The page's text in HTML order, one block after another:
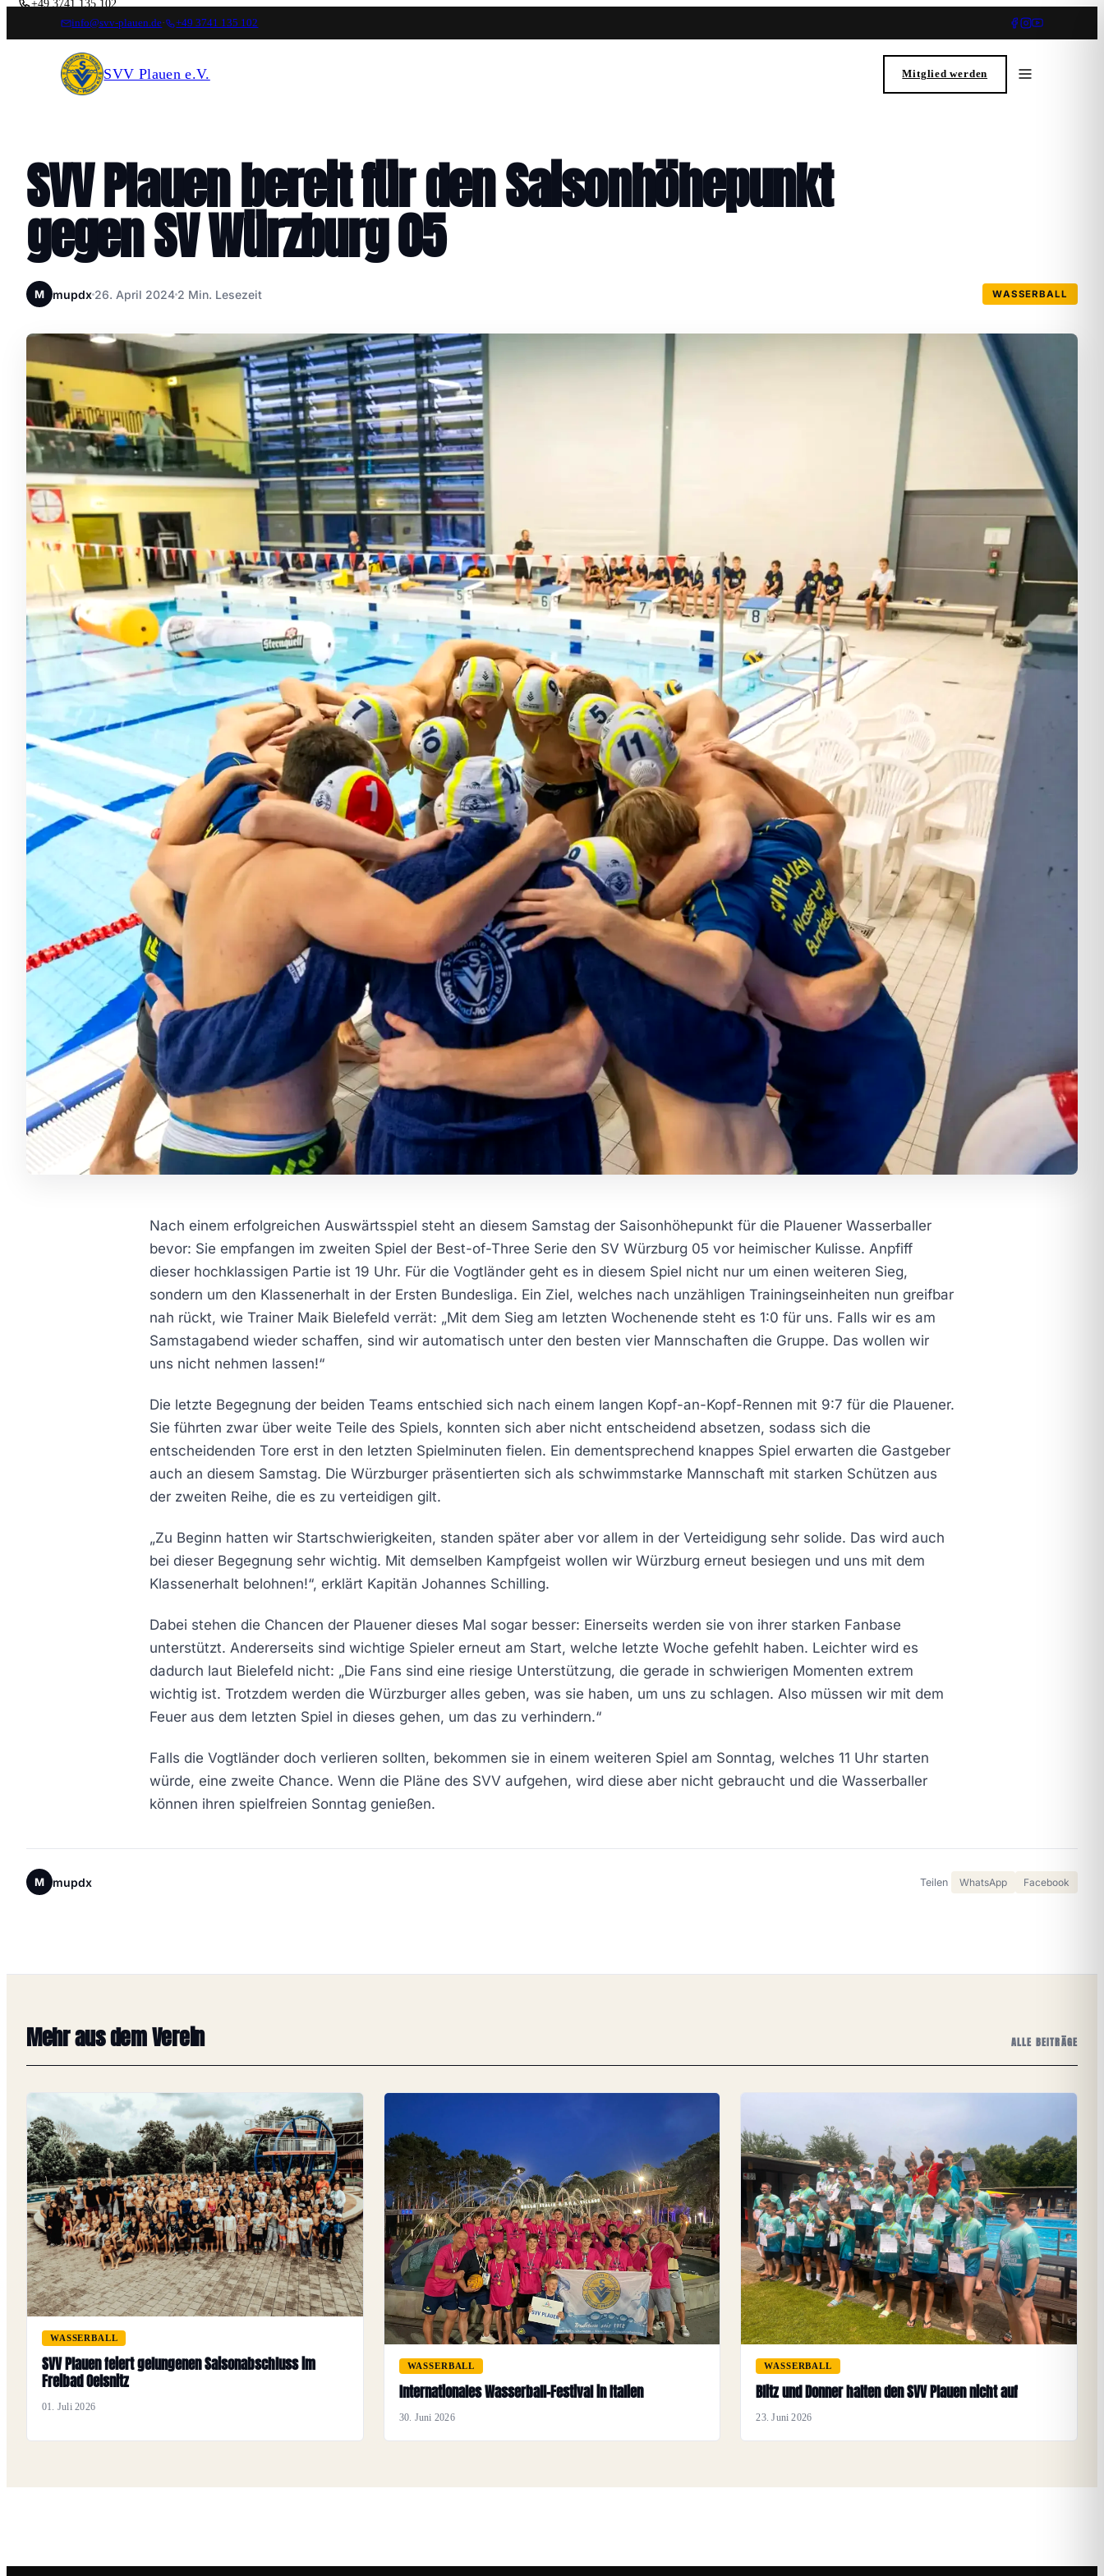
info@svv-plauen.de· +49 3741 135 102
SVV Plauen e.V. Mitglied werden
+49 3741 135 102
SVV Plauen bereit für den Saisonhöhepunkt
gegen SV Würzburg 05
M mupdx 26. April 2024 2 Min. Lesezeit WASSERBALL
Nach einem erfolgreichen Auswärtsspiel steht an diesem Samstag der Saisonhöhepunkt für die Plauener Wasserballer
bevor: Sie empfangen im zweiten Spiel der Best-of-Three Serie den SV Würzburg 05 vor heimischer Kulisse. Anpfiff
dieser hochklassigen Partie ist 19 Uhr. Für die Vogtländer geht es in diesem Spiel nicht nur um einen weiteren Sieg,
sondern um den Klassenerhalt in der Ersten Bundesliga. Ein Ziel, welches nach unzähligen Trainingseinheiten nun greifbar
nah rückt, wie Trainer Maik Bielefeld verrät: „Mit dem Sieg am letzten Wochenende steht es 1:0 für uns. Falls wir es am
Samstagabend wieder schaffen, sind wir automatisch unter den besten vier Mannschaften die Gruppe. Das wollen wir
uns nicht nehmen lassen!“
Die letzte Begegnung der beiden Teams entschied sich nach einem langen Kopf-an-Kopf-Rennen mit 9:7 für die Plauener.
Sie führten zwar über weite Teile des Spiels, konnten sich aber nicht entscheidend absetzen, sodass sich die
entscheidenden Tore erst in den letzten Spielminuten fielen. Ein dementsprechend knappes Spiel erwarten die Gastgeber
auch an diesem Samstag. Die Würzburger präsentierten sich als schwimmstarke Mannschaft mit starken Schützen aus
der zweiten Reihe, die es zu verteidigen gilt.
„Zu Beginn hatten wir Startschwierigkeiten, standen später aber vor allem in der Verteidigung sehr solide. Das wird auch
bei dieser Begegnung sehr wichtig. Mit demselben Kampfgeist wollen wir Würzburg erneut besiegen und uns mit dem
Klassenerhalt belohnen!“, erklärt Kapitän Johannes Schilling.
Dabei stehen die Chancen der Plauener dieses Mal sogar besser: Einerseits werden sie von ihrer starken Fanbase
unterstützt. Andererseits sind wichtige Spieler erneut am Start, welche letzte Woche gefehlt haben. Leichter wird es
dadurch laut Bielefeld nicht: „Die Fans sind eine riesige Unterstützung, die gerade in schwierigen Momenten extrem
wichtig ist. Trotzdem werden die Würzburger alles geben, was sie haben, um uns zu schlagen. Also müssen wir mit dem
Feuer aus dem letzten Spiel in dieses gehen, um das zu verhindern.“
Falls die Vogtländer doch verlieren sollten, bekommen sie in einem weiteren Spiel am Sonntag, welches 11 Uhr starten
würde, eine zweite Chance. Wenn die Pläne des SVV aufgehen, wird diese aber nicht gebraucht und die Wasserballer
können ihren spielfreien Sonntag genießen.
M mupdx Teilen WhatsApp Facebook
Mehr aus dem Verein ALLE BEITRÄGE
WASSERBALL
SVV Plauen feiert gelungenen Saisonabschluss im
Freibad Oelsnitz
01. Juli 2026
WASSERBALL
Internationales Wasserball-Festival in Italien
30. Juni 2026
WASSERBALL
Blitz und Donner halten den SVV Plauen nicht auf
23. Juni 2026